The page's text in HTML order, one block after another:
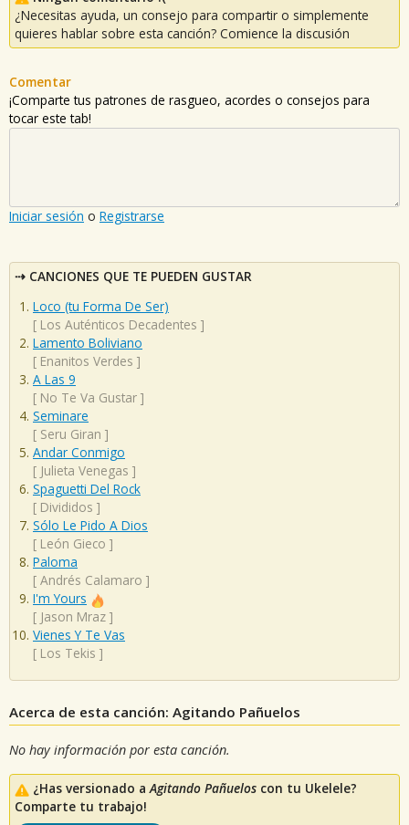
¿Necesitas ayuda, un consejo para compartir o simplemente
quieres hablar sobre esta canción? Comience la discusión
Comentar
¡Comparte tus patrones de rasgueo, acordes o consejos para
tocar este tab!
Iniciar sesión o Registrarse
CANCIONES QUE TE PUEDEN GUSTAR
Loco (tu Forma De Ser)
[ Los Auténticos Decadentes ]
Lamento Boliviano
[ Enanitos Verdes ]
A Las 9
[ No Te Va Gustar ]
Seminare
[ Seru Giran ]
Andar Conmigo
[ Julieta Venegas ]
Spaguetti Del Rock
[ Divididos ]
Sólo Le Pido A Dios
[ León Gieco ]
Paloma
[ Andrés Calamaro ]
I'm Yours
[ Jason Mraz ]
Vienes Y Te Vas
[ Los Tekis ]
Acerca de esta canción: Agitando Pañuelos
No hay información por esta canción.
¿Has versionado aAgitando Pañuelos con tu Ukelele?
Comparte tu trabajo!